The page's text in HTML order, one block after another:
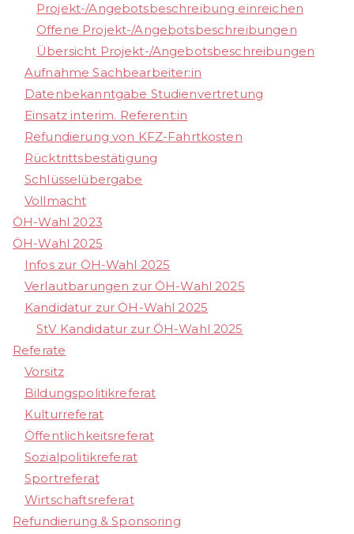
Projekt-/Angebotsbeschreibung einreichen
Offene Projekt-/Angebotsbeschreibungen
Übersicht Projekt-/Angebotsbeschreibungen
Aufnahme Sachbearbeiter:in
Datenbekanntgabe Studienvertretung
Einsatz interim. Referent:in
Refundierung von KFZ-Fahrtkosten
Rücktrittsbestätigung
Schlüsselübergabe
Vollmacht
ÖH-Wahl 2023
ÖH-Wahl 2025
Infos zur ÖH-Wahl 2025
Verlautbarungen zur ÖH-Wahl 2025
Kandidatur zur ÖH-Wahl 2025
StV Kandidatur zur ÖH-Wahl 2025
Referate
Vorsitz
Bildungspolitikreferat
Kulturreferat
Öffentlichkeitsreferat
Sozialpolitikreferat
Sportreferat
Wirtschaftsreferat
Refundierung & Sponsoring